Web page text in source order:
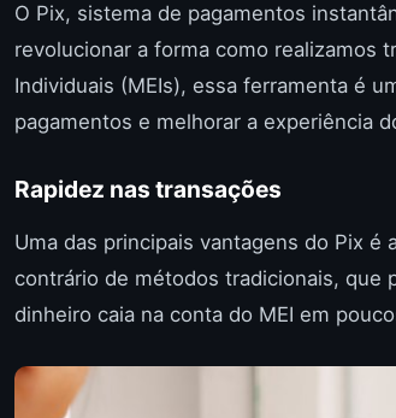
O Pix, sistema de pagamentos
revolucionar a forma como realizamos
Individuais (MEIs), essa ferramenta é
pagamentos e melhorar a experiência
Rapidez nas transações
Uma das principais vantagens do Pix é
contrário de métodos tradicionais, que
dinheiro caia na conta do MEI em